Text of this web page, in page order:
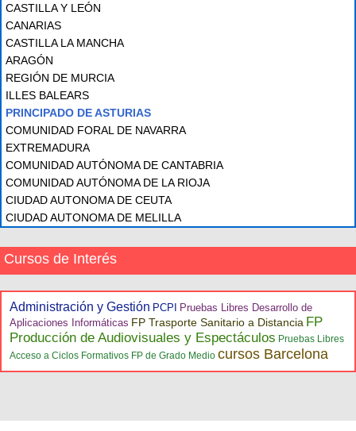
CASTILLA Y LEÓN
CANARIAS
CASTILLA LA MANCHA
ARAGÓN
REGIÓN DE MURCIA
ILLES BALEARS
PRINCIPADO DE ASTURIAS
COMUNIDAD FORAL DE NAVARRA
EXTREMADURA
COMUNIDAD AUTÓNOMA DE CANTABRIA
COMUNIDAD AUTÓNOMA DE LA RIOJA
CIUDAD AUTONOMA DE CEUTA
CIUDAD AUTONOMA DE MELILLA
Cursos de Interés
Administración y Gestión PCPI
Pruebas Libres Desarrollo de
Aplicaciones Informáticas FP Trasporte Sanitario a Distancia FP
Producción de Audiovisuales y Espectáculos Pruebas Libres
Acceso a Ciclos Formativos FP de Grado Medio cursos Barcelona